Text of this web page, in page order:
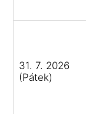
31. 7. 2026
(Pátek)